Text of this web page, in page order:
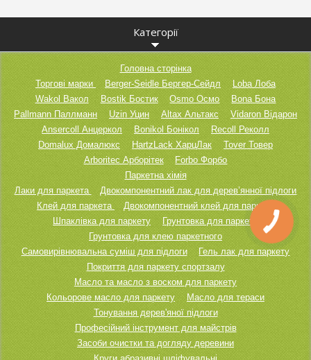
Категорії
Головна сторінка
Торгові марки
Berger-Seidle Бергер-Сейдл
Loba Лоба
Wakol Вакол
Bostik Бостик Osmo Осмо
Bona Бона
Pallmann Паллманн
Uzin Уцин Altax Альтакс
Vidaron Відарон
Ansercoll Анцеркол
Bonikol Бонікол
Recoll Реколл
Domalux Домалюкс
HartzLack ХарцЛак
Tover Товер
Arboritec Арборітек
Forbo Форбо
Паркетна хімія
Лаки для паркета
Двокомпонентний лак для дерев’янної підлоги
Клей для паркета
Двокомпонентний клей для паркету
Шпаклівка для паркету
Грунтовка для паркету
Грунтовка для клею паркетного
Самовирівнювальна суміш для підлоги
Гель лак для паркету
Покриття для паркету спортзалу
Масло та масло з воском для паркету
Кольорове масло для паркету
Масло для тераси
Тонування дерев'яної підлоги
Професійний інструмент для майстрів
Засоби очистки та догляду деревини